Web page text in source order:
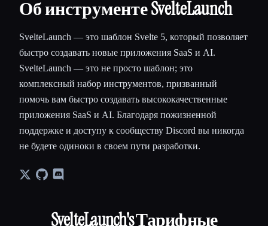
Об инструменте SvelteLaunch
SvelteLaunch — это шаблон Svelte 5, который позволяет
быстро создавать новые приложения SaaS и AI.
SvelteLaunch — это не просто шаблон; это
комплексный набор инструментов, призванный
помочь вам быстро создавать высококачественные
приложения SaaS и AI. Благодаря пожизненной
поддержке и доступу к сообществу Discord вы никогда
не будете одиноки в своем пути разработки.
SvelteLaunch's Тарифные